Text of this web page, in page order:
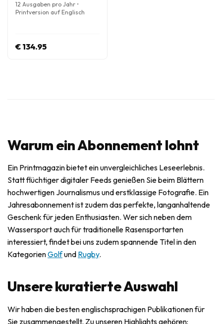
12 Ausgaben pro Jahr •
Printversion auf Englisch
€ 134.95
Warum ein Abonnement lohnt
Ein Printmagazin bietet ein unvergleichliches Leseerlebnis.
Statt flüchtiger digitaler Feeds genießen Sie beim Blättern
hochwertigen Journalismus und erstklassige Fotografie. Ein
Jahresabonnement ist zudem das perfekte, langanhaltende
Geschenk für jeden Enthusiasten. Wer sich neben dem
Wassersport auch für traditionelle Rasensportarten
interessiert, findet bei uns zudem spannende Titel in den
KategorienGolfund Rugby.
Unsere kuratierte Auswahl
Wir haben die besten englischsprachigen Publikationen für
Sie zusammengestellt. Zu unseren Highlights gehören: